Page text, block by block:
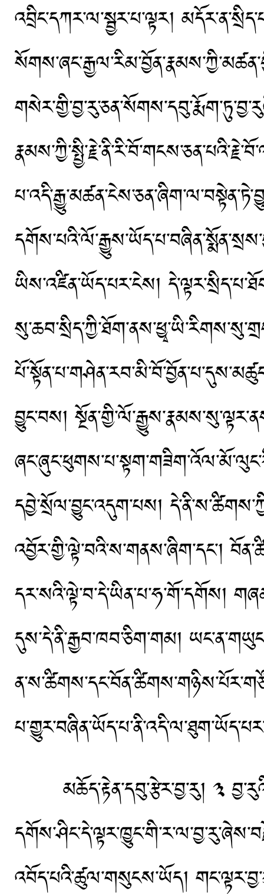
འབྲིང་དཀར་ལ་སྦྱར་པ་ལྟར།
ཡིས་འཛིན་ཡོད་པར་ངེས།
བྱུང་བས།
དབྱེ་སྲོལ་བྱུང་འདུག་པས།
འབྱོར་གྱི་ལྟེ་བའི་ས་གནས་ཞིག་དང་།
དར་སའི་ལྟེ་བ་དེ་ཡིན་པ་ཧ་གོ་དགོས།
དུས་དེ་ནི་རྒྱབ་ཁབ་ཅིག་གམ།
མཆོད་རྟེན་དབུ་རྩེར་བྱ་རུ། ༣
འབོད་པའི་ཚུལ་གསུངས་ཡོད།